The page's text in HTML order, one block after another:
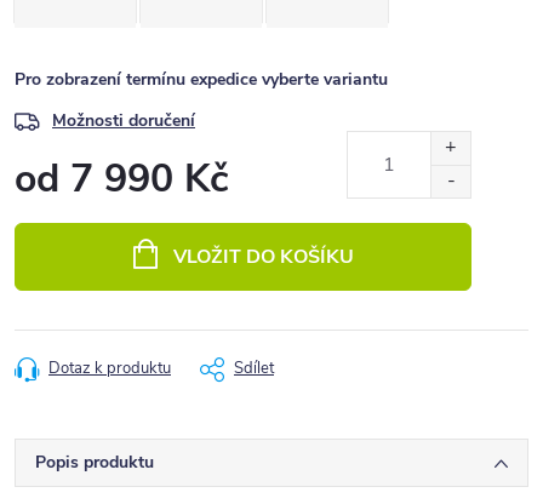
Pro zobrazení termínu expedice vyberte variantu
Možnosti doručení
od 7 990 Kč
VLOŽIT DO KOŠÍKU
Dotaz k produktu Sdílet
Popis produktu